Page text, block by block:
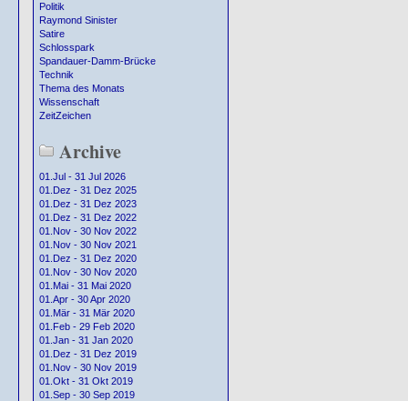
Politik
Raymond Sinister
Satire
Schlosspark
Spandauer-Damm-Brücke
Technik
Thema des Monats
Wissenschaft
ZeitZeichen
Archive
01.Jul - 31 Jul 2026
01.Dez - 31 Dez 2025
01.Dez - 31 Dez 2023
01.Dez - 31 Dez 2022
01.Nov - 30 Nov 2022
01.Nov - 30 Nov 2021
01.Dez - 31 Dez 2020
01.Nov - 30 Nov 2020
01.Mai - 31 Mai 2020
01.Apr - 30 Apr 2020
01.Mär - 31 Mär 2020
01.Feb - 29 Feb 2020
01.Jan - 31 Jan 2020
01.Dez - 31 Dez 2019
01.Nov - 30 Nov 2019
01.Okt - 31 Okt 2019
01.Sep - 30 Sep 2019